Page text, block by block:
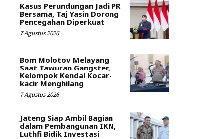
Kasus Perundungan Jadi PR
Bersama, Taj Yasin Dorong
Pencegahan Diperkuat
7 Agustus 2026
Bom Molotov Melayang
Saat Tawuran Gangster,
Kelompok Kendal Kocar-
kacir Menghilang
7 Agustus 2026
Jateng Siap Ambil Bagian
dalam Pembangunan IKN,
Luthfi Bidik Investasi